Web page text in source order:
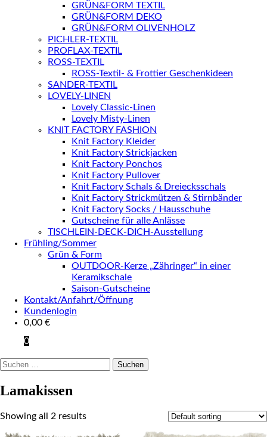
GRÜN&FORM TEXTIL
GRÜN&FORM DEKO
GRÜN&FORM OLIVENHOLZ
PICHLER-TEXTIL
PROFLAX-TEXTIL
ROSS-TEXTIL
ROSS-Textil- & Frottier Geschenkideen
SANDER-TEXTIL
LOVELY-LINEN
Lovely Classic-Linen
Lovely Misty-Linen
KNIT FACTORY FASHION
Knit Factory Kleider
Knit Factory Strickjacken
Knit Factory Ponchos
Knit Factory Pullover
Knit Factory Schals & Dreiecksschals
Knit Factory Strickmützen & Stirnbänder
Knit Factory Socks / Hausschuhe
Gutscheine für alle Anlässe
TISCHLEIN-DECK-DICH-Ausstellung
Frühling/Sommer
Grün & Form
OUTDOOR-Kerze „Zähringer“ in einer
Keramikschale
Saison-Gutscheine
Kontakt/Anfahrt/Öffnung
Kundenlogin
0,00 €
0
Suchen
Lamakissen
Showing all 2 results